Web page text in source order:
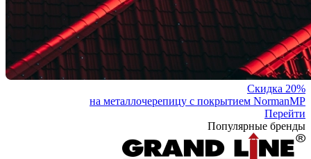
Скидка 20%
на металлочерепицу с покрытием NormanMP
Перейти
Популярные бренды